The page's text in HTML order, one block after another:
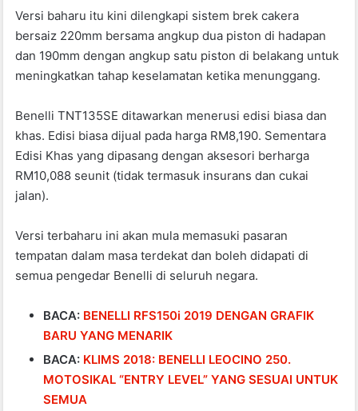
Versi baharu itu kini dilengkapi sistem brek cakera
bersaiz 220mm bersama angkup dua piston di hadapan
dan 190mm dengan angkup satu piston di belakang untuk
meningkatkan tahap keselamatan ketika menunggang.
Benelli TNT135SE ditawarkan menerusi edisi biasa dan
khas. Edisi biasa dijual pada harga RM8,190. Sementara
Edisi Khas yang dipasang dengan aksesori berharga
RM10,088 seunit (tidak termasuk insurans dan cukai
jalan).
Versi terbaharu ini akan mula memasuki pasaran
tempatan dalam masa terdekat dan boleh didapati di
semua pengedar Benelli di seluruh negara.
BACA: BENELLI RFS150i 2019 DENGAN GRAFIK
BARU YANG MENARIK
BACA: KLIMS 2018: BENELLI LEOCINO 250.
MOTOSIKAL “ENTRY LEVEL” YANG SESUAI UNTUK
SEMUA